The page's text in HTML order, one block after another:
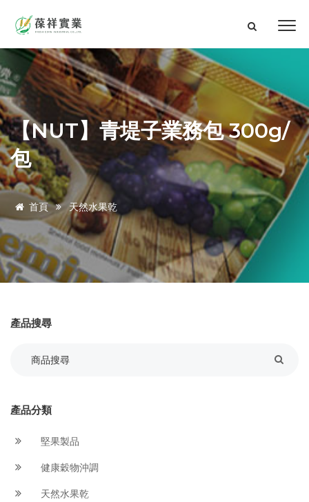
【NUT】青堤子業務包 300g/
包
首頁 天然水果乾
產品搜尋
產品分類
堅果製品
健康穀物沖調
天然水果乾